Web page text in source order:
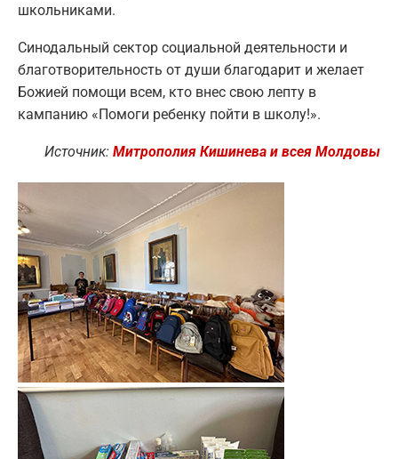
школьниками.
Синодальный сектор социальной деятельности и
благотворительность от души благодарит и желает
Божией помощи всем, кто внес свою лепту в
кампанию «Помоги ребенку пойти в школу!».
Источник: Митрополия Кишинева и всея Молдовы